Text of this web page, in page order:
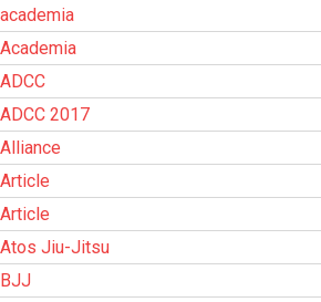
academia
Academia
ADCC
ADCC 2017
Alliance
Article
Article
Atos Jiu-Jitsu
BJJ